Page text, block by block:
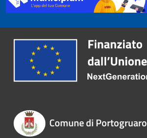
Comune di Portogruaro